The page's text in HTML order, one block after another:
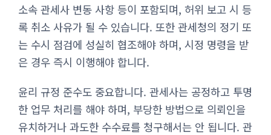
소속 관세사 변동 사항 등이 포함되며, 허위 보고 시 등
록 취소 사유가 될 수 있습니다. 또한 관세청의 정기 또
는 수시 점검에 성실히 협조해야 하며, 시정 명령을 받
은 경우 즉시 이행해야 합니다.
윤리 규정 준수도 중요합니다. 관세사는 공정하고 투명
한 업무 처리를 해야 하며, 부당한 방법으로 의뢰인을
유치하거나 과도한 수수료를 청구해서는 안 됩니다. 관